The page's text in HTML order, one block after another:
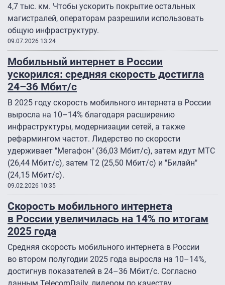
4,7 тыс. км. Чтобы ускорить покрытие остальных
магистралей, операторам разрешили использовать
общую инфраструктуру.
09.07.2026 13:24
Мобильный интернет в России
ускорился: средняя скорость достигла
24–36 Мбит/с
В 2025 году скорость мобильного интернета в России
выросла на 10–14% благодаря расширению
инфраструктуры, модернизации сетей, а также
рефармингом частот. Лидерство по скорости
удерживает "Мегафон" (36,03 Мбит/с), затем идут МТС
(26,44 Мбит/с), затем Т2 (25,50 Мбит/с) и "Билайн"
(24,15 Мбит/с).
09.02.2026 10:35
Скорость мобильного интернета
в России увеличилась на 14% по итогам
2025 года
Средняя скорость мобильного интернета в России
во втором полугодии 2025 года выросла на 10–14%,
достигнув показателей в 24–36 Мбит/с. Согласно